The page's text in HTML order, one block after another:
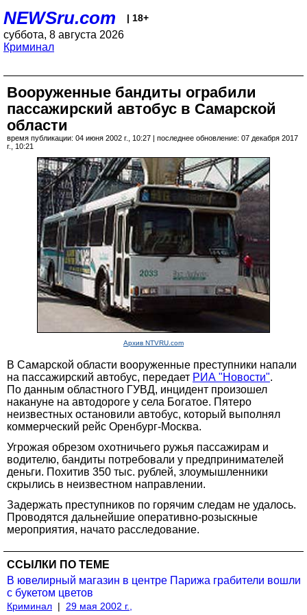
NEWSru.com | 18+
суббота, 8 августа 2026
Криминал
Вооруженные бандиты ограбили
пассажирский автобус в Самарской
области
время публикации: 04 июня 2002 г., 10:27 | последнее обновление: 07 декабря 2017
г., 10:21
Архив NTVRU.com
В Самарской области вооруженные преступники напали
на пассажирский автобус, передает РИА "Новости".
По данным областного ГУВД, инцидент произошел
накануне на автодороге у села Богатое. Пятеро
неизвестных остановили автобус, который выполнял
коммерческий рейс Оренбург-Москва.
Угрожая обрезом охотничьего ружья пассажирам и
водителю, бандиты потребовали у предпринимателей
деньги. Похитив 350 тыс. рублей, злоумышленники
скрылись в неизвестном направлении.
Задержать преступников по горячим следам не удалось.
Проводятся дальнейшие оперативно-розыскные
мероприятия, начато расследование.
ССЫЛКИ ПО ТЕМЕ
В ювелирный магазин в центре Парижа грабители вошли
с букетом цветов
Криминал | 29 мая 2002 г.,